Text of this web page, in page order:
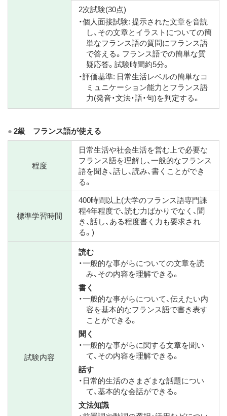
2次試験(30点)
・個人面接試験: 提示された文章を音読
し、その文章とイラストについての簡
単なフランス語の質問にフランス語
で答える。フランス語での簡単な質
疑応答。試験時間約5分。
・評価基準: 日常生活レベルの簡単なコ
ミュニケーション能力とフランス語
力(発音・文法・語・句)を判定する。
2級 フランス語が使える
程度
日常生活や社会生活を営む上で必要な
フランス語を理解し、一般的なフランス
語を聞き、話し、読み、書くことができ
る。
標準学習時間
400時間以上(大学のフランス語専門課
程4年程度で、読む力ばかりでなく、聞
き、話し、ある程度書く力も要求され
る。)
試験内容
読む
・一般的な事がらについての文章を読
み、その内容を理解できる。
書く
・一般的な事がらについて、伝えたい内
容を基本的なフランス語で書き表す
ことができる。
聞く
・一般的な事がらに関する文章を聞い
て、その内容を理解できる。
話す
・日常的生活のさまざまな話題につい
て、基本的な会話ができる。
文法知識